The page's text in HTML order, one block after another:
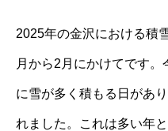
2025年の金沢における積
月から2月にかけてです
に雪が多く積もる日があ
れました。これは多い年